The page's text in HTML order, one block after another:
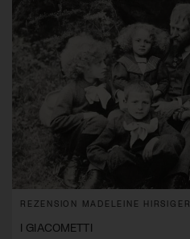
REZENSION MADELEINE HIRSIGER
I GIACOMETTI